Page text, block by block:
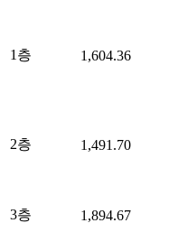
1층 1,604.36
2층 1,491.70
3층 1,894.67